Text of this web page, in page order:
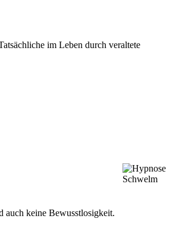
im Leben durch veraltete
auch keine Bewusstlosigkeit.